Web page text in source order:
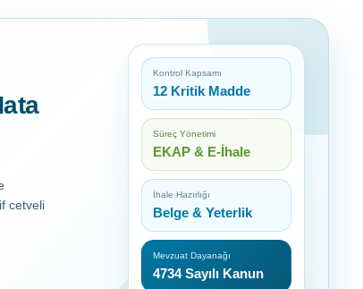
cetveli
Kontrol Kapsamı
12 Kritik Madde
Süreç Yönetimi
EKAP & E-İhale
İhale Hazırlığı
Belge & Yeterlik
Mevzuat Dayanağı
4734 Sayılı Kanun